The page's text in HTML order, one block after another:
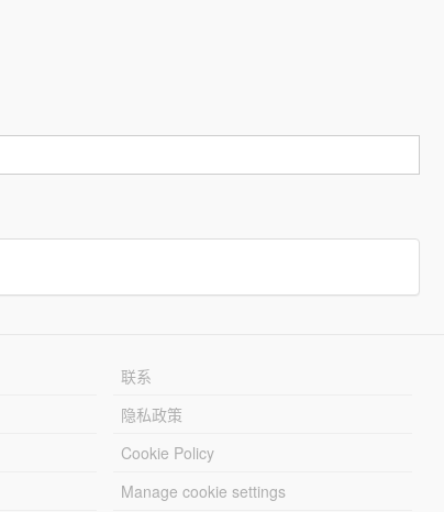
联系
隐私政策
Cookie Policy
Manage cookie settings